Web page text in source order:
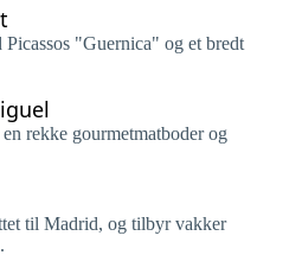
"Guernica" og et bredt
rekke gourmetmatboder og
til Madrid, og tilbyr vakker